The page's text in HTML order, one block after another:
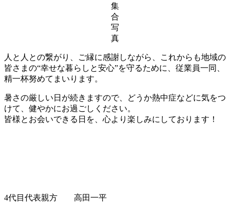
集
合
写
真
人と人との繋がり、ご縁に感謝しながら、これからも地域の
皆さまの“幸せな暮らしと安心”を守るために、従業員一同、
精一杯努めてまいります。
暑さの厳しい日が続きますので、どうか熱中症などに気をつ
けて、健やかにお過ごしください。
皆様とお会いできる日を、心より楽しみにしております！
4代目代表親方 高田一平